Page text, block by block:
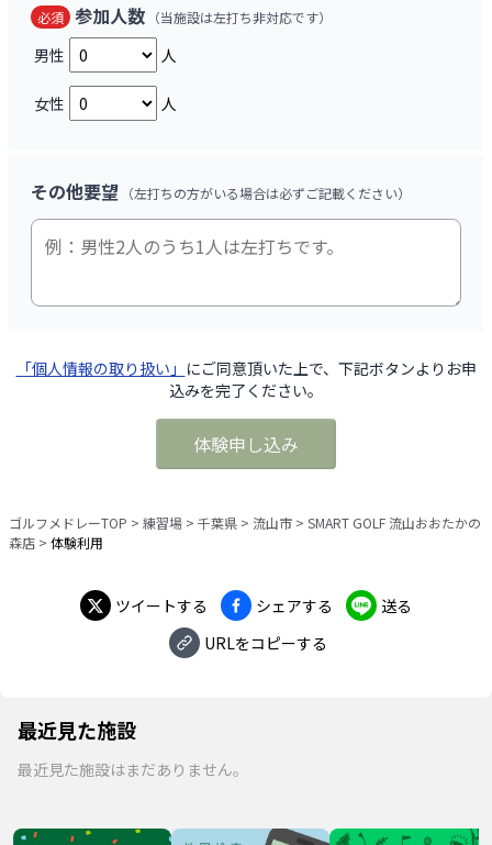
必須 参加人数 （当施設は左打ち非対応です）
男性 人
女性 人
その他要望 （左打ちの方がいる場合は必ずご記載ください）
「個人情報の取り扱い」 にご同意頂いた上で、下記ボタンよりお申
込みを完了ください。
体験申し込み
ゴルフメドレーTOP > 練習場 > 千葉県 > 流山市 > SMART GOLF 流山おおたかの
森店 > 体験利用
ツイートする シェアする
送る
URLをコピーする
最近見た施設
最近見た施設はまだありません。